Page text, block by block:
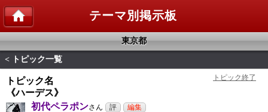
テーマ別掲示板
東京都
< トピック一覧
トピック名
《ハーデス》
初代ペラポンさん